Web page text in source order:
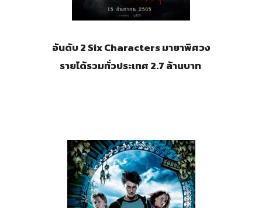
อันดับ 2Six Characters มายาพิศวง
รายได้รวมทั่วประเทศ 2.7 ล้านบาท